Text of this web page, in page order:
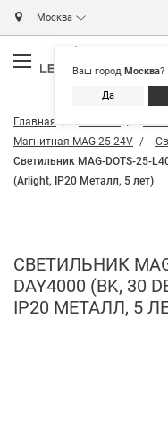
Москва
Ваш город Москва?
Да
Главная Каталог
Магнитная MAG-25 24V
Светильник MAG-DOTS-25-
(Arlight, IP20 Металл, 5 лет)
СВЕТИЛЬНИК
DAY4000 (BK, 30
IP20 МЕТАЛЛ, 5